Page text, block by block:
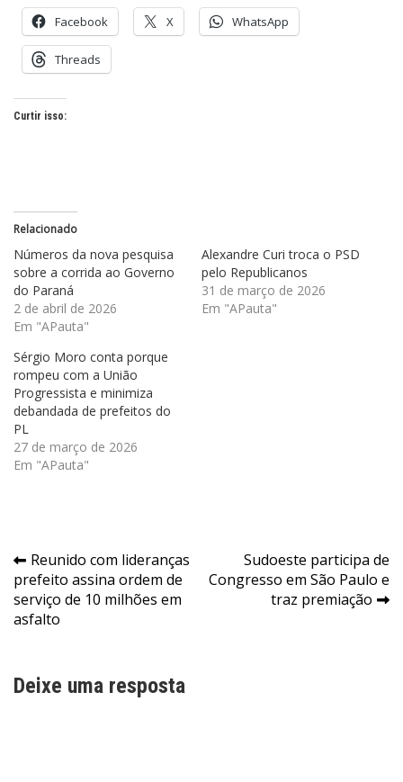
Facebook X WhatsApp
Threads
Curtir isso:
Relacionado
Números da nova pesquisa
sobre a corrida ao Governo
do Paraná
2 de abril de 2026
Em "APauta"
Alexandre Curi troca o PSD
pelo Republicanos
31 de março de 2026
Em "APauta"
Sérgio Moro conta porque
rompeu com a União
Progressista e minimiza
debandada de prefeitos do
PL
27 de março de 2026
Em "APauta"
Navegação
de
Post
Reunido com lideranças
prefeito assina ordem de
serviço de 10 milhões em
asfalto
Sudoeste participa de
Congresso em São Paulo e
traz premiação
Deixe uma resposta